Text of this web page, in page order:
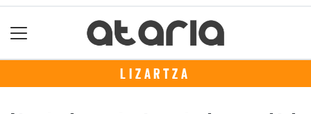
LIZARTZA